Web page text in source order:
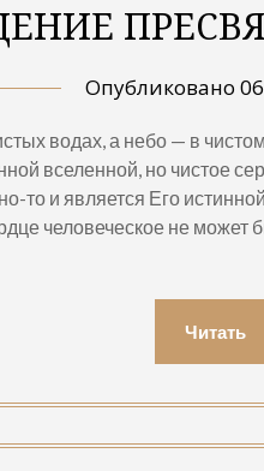
Опубликовано
водах, а небо — в
вселенной, но чистое
то и является Его
человеческое не может
Читать